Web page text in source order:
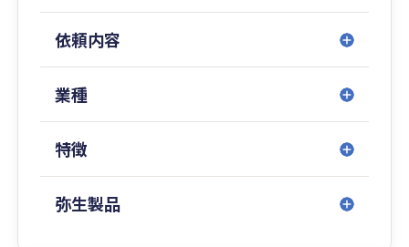
地域金融機関とのネットワークを活かして、
融資のご相談から実行までサポートしています。
導入から運用、申告まで一貫して対応可能です。
現在の税理士に相談しづらい、レスポンスが遅
い、経営の相談ができないとお悩みの方もお気軽
依頼内容
業種
特徴
弥生製品